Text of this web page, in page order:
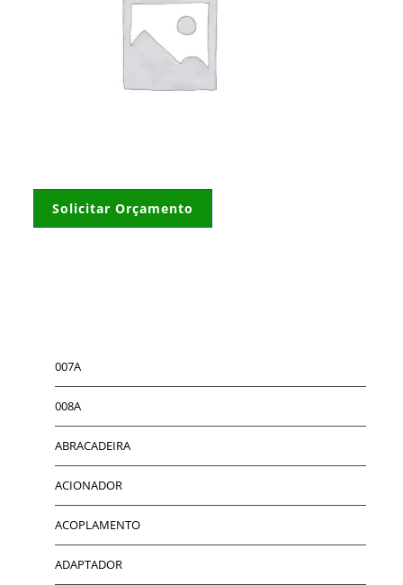
Solicitar Orçamento
007A
008A
ABRACADEIRA
ACIONADOR
ACOPLAMENTO
ADAPTADOR